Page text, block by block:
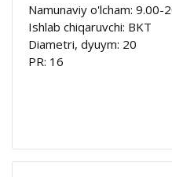
Namunaviy o'lcham: 9.00-
Ishlab chiqaruvchi: BKT
Diametri, dyuym: 20
PR: 16